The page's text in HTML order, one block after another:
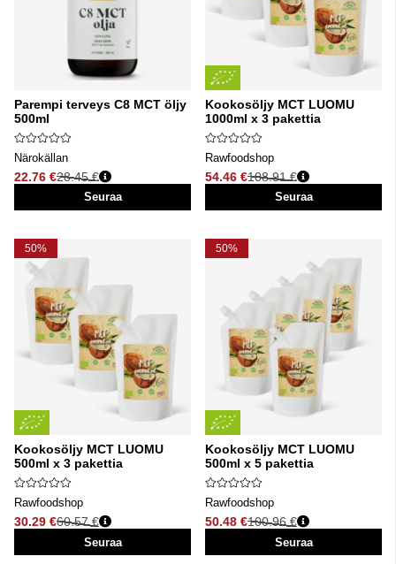
Parempi terveys C8 MCT öljy
500ml
Närokällan
22.76 €
Normaali hinta
28.45 €
Seuraa
Kookosöljy MCT LUOMU
1000ml x 3 pakettia
Rawfoodshop
54.46 €
Normaali hinta
108.91 €
Seuraa
50%
Kookosöljy MCT LUOMU
500ml x 3 pakettia
Rawfoodshop
30.29 €
Normaali hinta
60.57 €
Seuraa
50%
Kookosöljy MCT LUOMU
500ml x 5 pakettia
Rawfoodshop
50.48 €
Normaali hinta
100.96 €
Seuraa